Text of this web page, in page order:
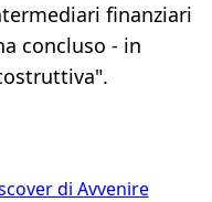
finanziari
concluso - in
di Avvenire